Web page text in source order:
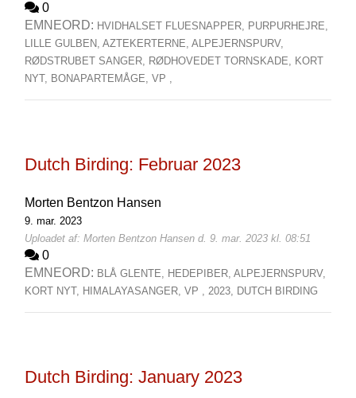
0
EMNEORD: HVIDHALSET FLUESNAPPER, PURPURHEJRE,
LILLE GULBEN, AZTEKERTERNE, ALPEJERNSPURV,
RØDSTRUBET SANGER, RØDHOVEDET TORNSKADE, KORT
NYT, BONAPARTEMÅGE, VP ,
Dutch Birding: Februar 2023
Morten Bentzon Hansen
9. mar. 2023
Uploadet af: Morten Bentzon Hansen d. 9. mar. 2023 kl. 08:51
0
EMNEORD: BLÅ GLENTE, HEDEPIBER, ALPEJERNSPURV,
KORT NYT, HIMALAYASANGER, VP , 2023, DUTCH BIRDING
Dutch Birding: January 2023